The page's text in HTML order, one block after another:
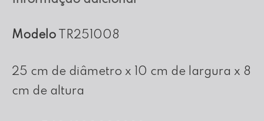
Alumínio
Modelo TR251008
25 cm de diâmetro x 10 cm de largura x 8
cm de altura